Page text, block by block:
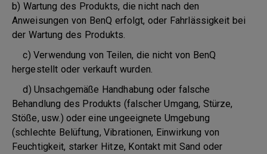
b) Wartung des Produkts, die nicht nach den
Anweisungen von BenQ erfolgt, oder Fahrlässigkeit bei
der Wartung des Produkts.
c) Verwendung von Teilen, die nicht von BenQ
hergestellt oder verkauft wurden.
d) Unsachgemäße Handhabung oder falsche
Behandlung des Produkts (falscher Umgang, Stürze,
Stöße, usw.) oder eine ungeeignete Umgebung
(schlechte Belüftung, Vibrationen, Einwirkung von
Feuchtigkeit, starker Hitze, Kontakt mit Sand oder